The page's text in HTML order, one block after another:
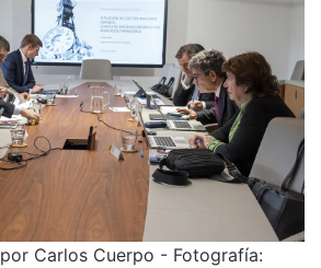
Carlos Cuerpo - Fotografía: